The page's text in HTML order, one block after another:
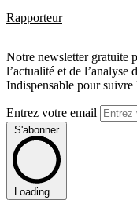
Rapporteur
Notre newsletter gratuite
l’actualité et de l’analyse
Indispensable pour
Entrez votre email
S'abonner
Loading...